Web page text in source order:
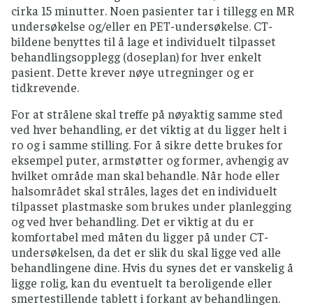
cirka 15 minutter. Noen pasienter tar i tillegg en MR
undersøkelse og/eller en PET-undersøkelse. CT-
bildene benyttes til å lage et individuelt tilpasset
behandlingsopplegg (doseplan) for hver enkelt
pasient. Dette krever nøye utregninger og er
tidkrevende.
For at strålene skal treffe på nøyaktig samme sted
ved hver behandling, er det viktig at du ligger helt i
ro og i samme stilling. For å sikre dette brukes for
eksempel puter, armstøtter og former, avhengig av
hvilket område man skal behandle. Når hode eller
halsområdet skal stråles, lages det en individuelt
tilpasset plastmaske som brukes under planlegging
og ved hver behandling. Det er viktig at du er
komfortabel med måten du ligger på under CT-
undersøkelsen, da det er slik du skal ligge ved alle
behandlingene dine. Hvis du synes det er vanskelig å
ligge rolig, kan du eventuelt ta beroligende eller
smertestillende tablett i forkant av behandlingen.